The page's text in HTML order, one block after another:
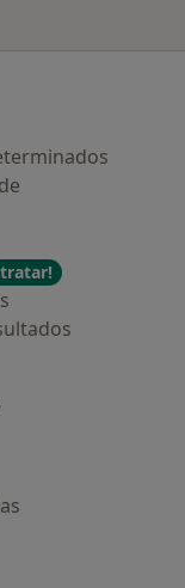
doenças
pela
de Lisboa
Protocolos
of Sports
pelo
e
de Health